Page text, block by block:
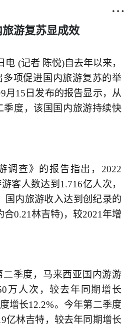

游复苏显成效
电 (记者 陈悦)自去年以来，
项促进国内旅游复苏的举
月15日发布的报告显示，从
季度，该国国内旅游持续快
调查》的报告指出，2022
客人数达到1.716亿人次，
国内旅游收入达到创纪录的
合0.21林吉特)，较2021年增
季度，马来西亚国内游游
万人次，较去年同期增长
增长12.2%。今年第二季度
亿林吉特，较去年同期增长